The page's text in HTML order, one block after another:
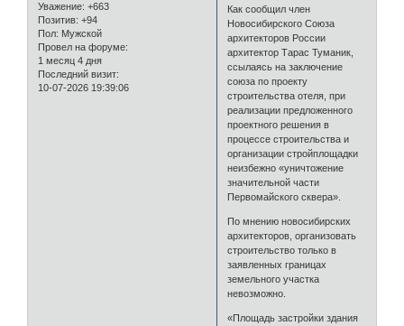
Уважение: +663
Позитив: +94
Пол: Мужской
Провел на форуме:
1 месяц 4 дня
Последний визит:
10-07-2026 19:39:06
Как сообщил член
Новосибирского Союза
архитекторов России
архитектор Тарас Туманик,
ссылаясь на заключение
союза по проекту
строительства отеля, при
реализации предложенного
проектного решения в
процессе строительства и
организации стройплощадки
неизбежно «уничтожение
значительной части
Первомайского сквера».
По мнению новосибирских
архитекторов, организовать
строительство только в
заявленных границах
земельного участка
невозможно.
«Площадь застройки здания